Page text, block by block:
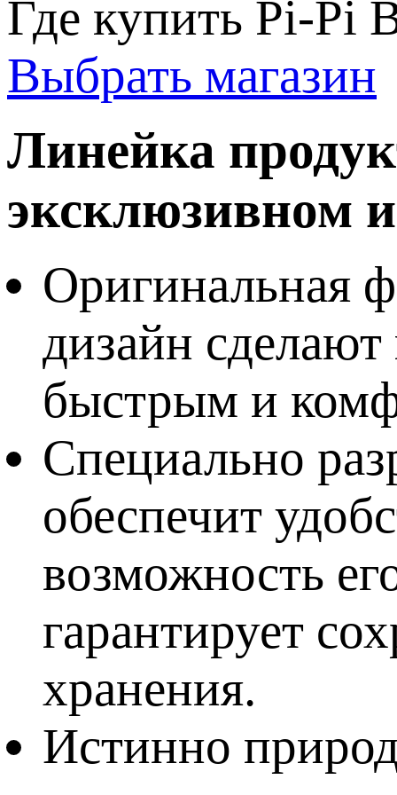
Где купить Pi-Pi
Выбрать магазин
Линейка
эксклюзивном
Оригинальная
дизайн
быстрым и
Специально
обеспечит
возможность
гарантирует
хранения.
Истинно